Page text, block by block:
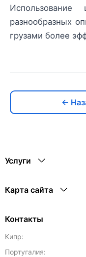
разнообразных
грузами более
←
Услуги
Карта сайта
Контакты
Кипр:
Португалия: